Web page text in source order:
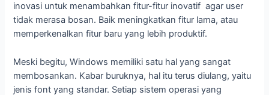
inovasi untuk menambahkan fitur-fitur inovatif agar user
tidak merasa bosan. Baik meningkatkan fitur lama, atau
memperkenalkan fitur baru yang lebih produktif.
Meski begitu, Windows memiliki satu hal yang sangat
membosankan. Kabar buruknya, hal itu terus diulang, yaitu
jenis font yang standar. Setiap sistem operasi yang